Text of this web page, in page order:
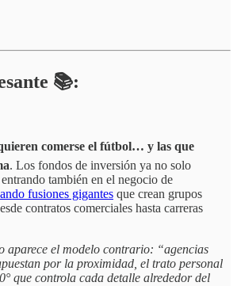
📚:
comerse el fútbol… y las que
. Los fondos de inversión ya no solo
también en el negocio de
fusiones gigantes que crean grupos
contratos comerciales hasta carreras
aparece el modelo contrario: “agencias
por la proximidad, el trato personal
que controla cada detalle alrededor del